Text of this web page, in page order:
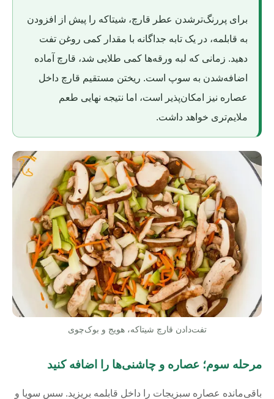
برای پررنگ‌ترشدن عطر قارچ، شیتاکه را پیش از افزودن
به قابلمه، در یک تابه جداگانه با مقدار کمی روغن تفت
دهید. زمانی که لبه ورقه‌ها کمی طلایی شد، قارچ آماده
اضافه‌شدن به سوپ است. ریختن مستقیم قارچ داخل
عصاره نیز امکان‌پذیر است، اما نتیجه نهایی طعم
ملایم‌تری خواهد داشت.
تفت‌دادن قارچ شیتاکه، هویج و بوک‌چوی
مرحله سوم؛ عصاره و چاشنی‌ها را اضافه کنید
باقی‌مانده عصاره سبزیجات را داخل قابلمه بریزید. سس سویا و